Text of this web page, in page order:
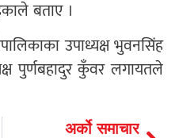
बताए ।
उपाध्यक्ष भुवनसिंह
पुर्णबहादुर कुँवर लगायतले
अर्को समाचार